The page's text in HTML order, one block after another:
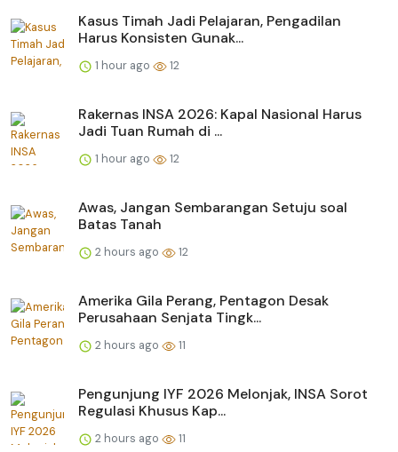
Kasus Timah Jadi Pelajaran, Pengadilan
Harus Konsisten Gunak...
1 hour ago 12
Rakernas INSA 2026: Kapal Nasional Harus
Jadi Tuan Rumah di ...
1 hour ago 12
Awas, Jangan Sembarangan Setuju soal
Batas Tanah
2 hours ago 12
Amerika Gila Perang, Pentagon Desak
Perusahaan Senjata Tingk...
2 hours ago 11
Pengunjung IYF 2026 Melonjak, INSA Sorot
Regulasi Khusus Kap...
2 hours ago 11